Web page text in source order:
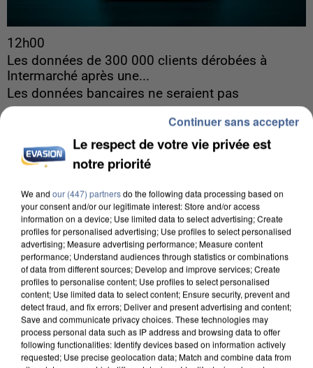
12h00
Les données de 300 000 clients dérobées à
Intermarché après une...
Les données bancaires ne seraient pas
concernées.
Le respect de votre vie privée est
notre priorité
We and our (447) partnersdo the following data processing based on
your consent and/or our legitimate interest: Store and/or access
information on a device; Use limited data to select advertising; Create
profiles for personalised advertising; Use profiles to select personalised
advertising; Measure advertising performance; Measure content
performance; Understand audiences through statistics or combinations
of data from different sources; Develop and improve services; Create
profiles to personalise content; Use profiles to select personalised
content; Use limited data to select content; Ensure security, prevent and
detect fraud, and fix errors; Deliver and present advertising and content;
Save and communicate privacy choices. These technologies may
process personal data such as IP address and browsing data to offer
following functionalities: Identify devices based on information actively
requested; Use precise geolocation data; Match and combine data from
Continuer sans accepter